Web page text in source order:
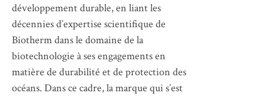
développement durable, en liant les
décennies d’expertise scientifique de
Biotherm dans le domaine de la
biotechnologie à ses engagements en
matière de durabilité et de protection des
océans. Dans ce cadre, la marque qui s’est